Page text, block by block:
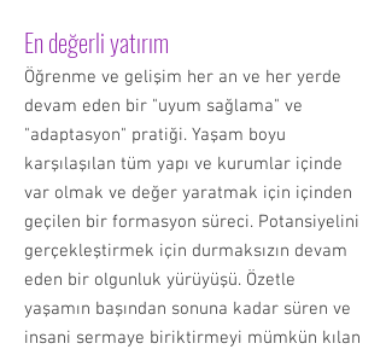
En değerli yatırım
Öğrenme ve gelişim her an ve her yerde
devam eden bir "uyum sağlama" ve
"adaptasyon" pratiği. Yaşam boyu
karşılaşılan tüm yapı ve kurumlar içinde
var olmak ve değer yaratmak için içinden
geçilen bir formasyon süreci. Potansiyelini
gerçekleştirmek için durmaksızın devam
eden bir olgunluk yürüyüşü. Özetle
yaşamın başından sonuna kadar süren ve
insani sermaye biriktirmeyi mümkün kılan